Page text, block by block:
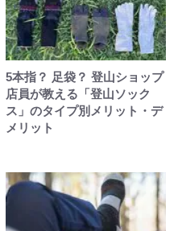
5本指？ 足袋？ 登山ショップ
店員が教える「登山ソック
ス」のタイプ別メリット・デ
メリット